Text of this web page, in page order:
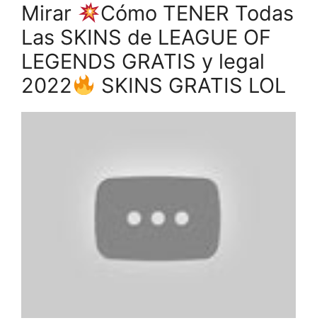
Mirar
Cómo TENER Todas
Las SKINS de LEAGUE OF
LEGENDS GRATIS y legal
2022
SKINS GRATIS LOL